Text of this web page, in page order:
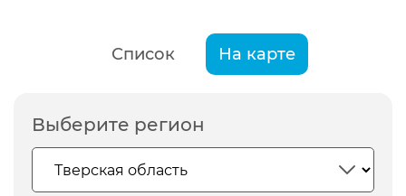
Список На карте
Выберите регион